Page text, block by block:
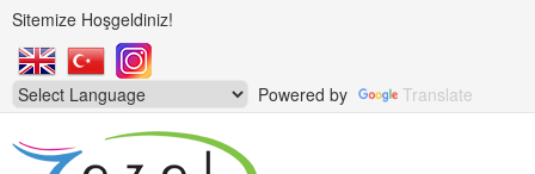
Sitemize Hoşgeldiniz!
Powered by Translate